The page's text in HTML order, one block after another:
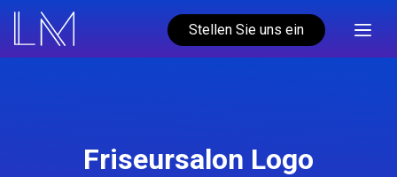
Stellen Sie uns ein
Friseursalon Logo